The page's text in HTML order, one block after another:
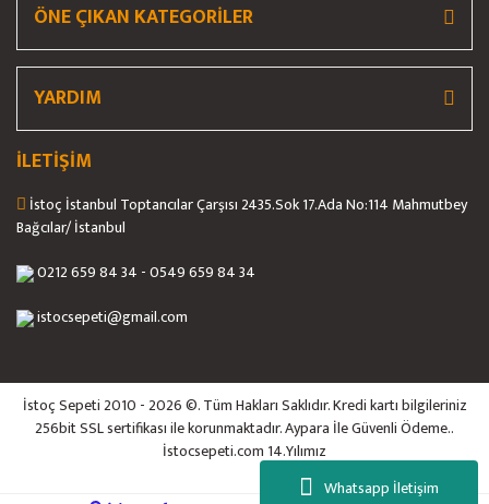
Whatsapp İletişim
ÖNE ÇIKAN KATEGORİLER
YARDIM
İLETİŞİM
İstoç İstanbul Toptancılar Çarşısı 2435.Sok 17.Ada No:114 Mahmutbey
Bağcılar/ İstanbul
0212 659 84 34 - 0549 659 84 34
istocsepeti@gmail.com
İstoç Sepeti 2010 - 2026 ©. Tüm Hakları Saklıdır. Kredi kartı bilgileriniz
256bit SSL sertifikası ile korunmaktadır. Aypara İle Güvenli Ödeme..
İstocsepeti.com 14.Yılımız